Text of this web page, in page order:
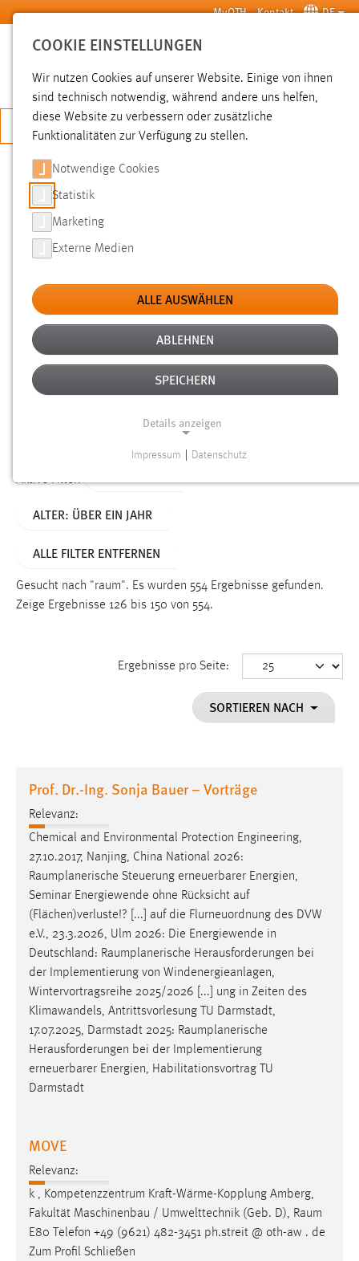
Zum Hauptinhalt springen MyOTH Kontakt DE
SUCHE
JETZT BEWERBEN
SUCHE
FILTER
Typ
Erstellungsdatum
Alter
Aktive Filter:
ALTER: ÜBER EIN JAHR
ALLE FILTER ENTFERNEN
Gesucht nach "raum". Es wurden 554 Ergebnisse gefunden.
Zeige Ergebnisse 126 bis 150 von 554.
Ergebnisse pro Seite:
SORTIEREN NACH
Prof. Dr.-Ing. Sonja Bauer – Vorträge
Relevanz:
Chemical and Environmental Protection Engineering,
27.10.2017, Nanjing, China National 2026:
Raumplanerische Steuerung erneuerbarer Energien,
Seminar Energiewende ohne Rücksicht auf
(Flächen)verluste!? [...] auf die Flurneuordnung des DVW
e.V., 23.3.2026, Ulm 2026: Die Energiewende in
Deutschland: Raumplanerische Herausforderungen bei
der Implementierung von Windenergieanlagen,
Wintervortragsreihe 2025/2026 [...] ung in Zeiten des
Klimawandels, Antrittsvorlesung TU Darmstadt,
17.07.2025, Darmstadt 2025: Raumplanerische
Herausforderungen bei der Implementierung
erneuerbarer Energien, Habilitationsvortrag TU
Darmstadt
MOVE
Relevanz:
k , Kompetenzzentrum Kraft-Wärme-Kopplung Amberg,
Fakultät Maschinenbau / Umwelttechnik (Geb. D), Raum
E80 Telefon +49 (9621) 482-3451 ph.streit @ oth-aw . de
Zum Profil Schließen
COOKIE EINSTELLUNGEN
Wir nutzen Cookies auf unserer Website. Einige von ihnen
sind technisch notwendig, während andere uns helfen,
diese Website zu verbessern oder zusätzliche
Funktionalitäten zur Verfügung zu stellen.
Notwendige Cookies
Statistik
Marketing
Externe Medien
ALLE AUSWÄHLEN
ABLEHNEN
SPEICHERN
Details anzeigen
Funktionen und sind für die einwandfreie Funktion der
Name:
Dieser Cookie speichert die ausgewählten Einverständnis-
Performance
Name:
staticfilecache
Zweck:
Für performante Seitenauslieferung wird in diesem Cookie
gespeichert, ob man eingeloggt ist.
Sprachpräferenz
Name:
site-language-preference
Zweck:
Das Cookie speichert die gewählte Sprache der Website.
Cookie Laufzeit:
30 Tage
MibewSessionID, MIBEW_UserID, mibew_locale, mibew-
chat-frame-style-5e9dbeb1811c0446
Zweck:
Wird benötigt um die Chatfunktion nutzen zu können.
Impressum Datenschutz